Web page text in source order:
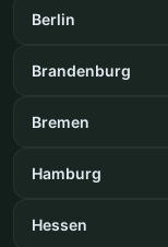
Berlin
Brandenburg
Bremen
Hamburg
Hessen